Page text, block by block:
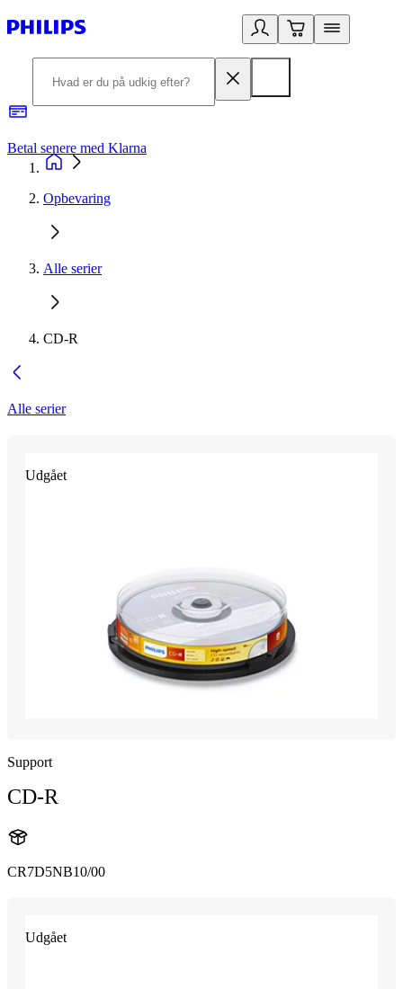
Betal senere med Klarna
Opbevaring
Alle serier
CD-R
Alle serier
Udgået
Support
CD-R
CR7D5NB10/00
Udgået